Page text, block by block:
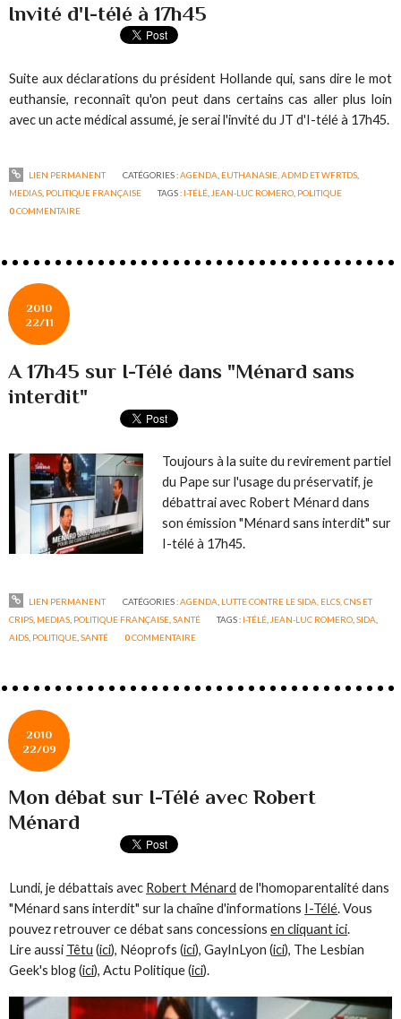
Invité d'I-télé à 17h45
Suite aux déclarations du président Hollande qui, sans dire le mot
euthansie, reconnaît qu'on peut dans certains cas aller plus loin
avec un acte médical assumé, je serai l'invité du JT d'I-télé à 17h45.
LIEN PERMANENT CATÉGORIES :AGENDA EUTHANASIE, ADMD ET WFRTDS,
MEDIAS POLITIQUE FRANÇAISE TAGS : I-TÉLÉ JEAN-LUC ROMERO POLITIQUE
0COMMENTAIRE
2010
22/11
A 17h45 sur I-Télé dans "Ménard sans
interdit"
Toujours à la suite du revirement partiel
du Pape sur l'usage du préservatif, je
débattrai avec Robert Ménard dans
son émission "Ménard sans interdit" sur
I-télé à 17h45.
LIEN PERMANENT CATÉGORIES :AGENDA LUTTE CONTRE LE SIDA, ELCS, CNS ET
CRIPS MEDIAS POLITIQUE FRANÇAISE ,SANTÉ TAGS : I-TÉLÉ JEAN-LUC ROMERO ,SIDA
AIDS POLITIQUE ,SANTÉ 0COMMENTAIRE
2010
22/09
Mon débat sur I-Télé avec Robert
Ménard
Lundi, je débattais avec Robert Ménard de l'homoparentalité dans
"Ménard sans interdit" sur la chaîne d'informations I-Télé. Vous
pouvez retrouver ce débat sans concessionsen cliquant ici.
Lire aussi Têtu (ici), Néoprofs (ici), GayInLyon (ici), The Lesbian
Geek's blog (ici), Actu Politique (ici).